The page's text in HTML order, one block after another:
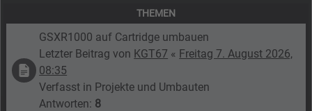
THEMEN
GSXR1000 auf Cartridge umbauen
Letzter Beitrag von KGT67 « Freitag 7. August 2026,
08:35
Verfasst in Projekte und Umbauten
Antworten: 8